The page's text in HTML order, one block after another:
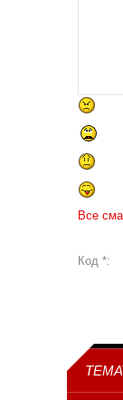
Все
Код *: